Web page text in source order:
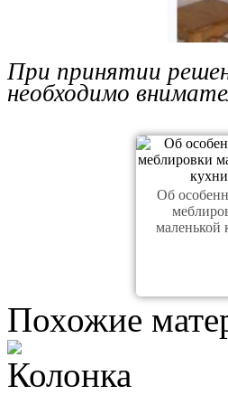
При принятии
необходимо
Об
маленькой
Похожие